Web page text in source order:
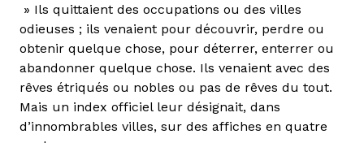
» Ils quittaient des occupations ou des villes
odieuses ; ils venaient pour découvrir, perdre ou
obtenir quelque chose, pour déterrer, enterrer ou
abandonner quelque chose. Ils venaient avec des
rêves étriqués ou nobles ou pas de rêves du tout.
Mais un index officiel leur désignait, dans
d’innombrables villes, sur des affiches en quatre